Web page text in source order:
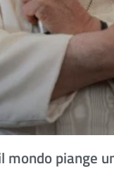
mondo piange